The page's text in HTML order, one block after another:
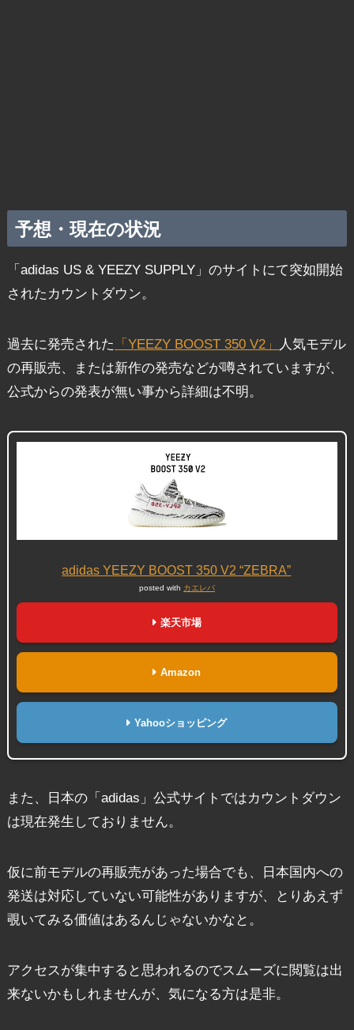
予想・現在の状況
「adidas US & YEEZY SUPPLY」のサイトにて突如開始
されたカウントダウン。
過去に発売された 「YEEZY BOOST 350 V2」
人気モデル
の再販売、または新作の発売などが噂されていますが、
公式からの発表が無い事から詳細は不明。
adidas YEEZY BOOST 350 V2 “ZEBRA”
posted with カエレバ
楽天市場
Amazon
Yahooショッピング
また、日本の「adidas」公式サイトではカウントダウン
は現在発生しておりません。
仮に前モデルの再販売があった場合でも、日本国内への
発送は対応していない可能性がありますが、とりあえず
覗いてみる価値はあるんじゃないかなと。
アクセスが集中すると思われるのでスムーズに閲覧は出
来ないかもしれませんが、気になる方は是非。